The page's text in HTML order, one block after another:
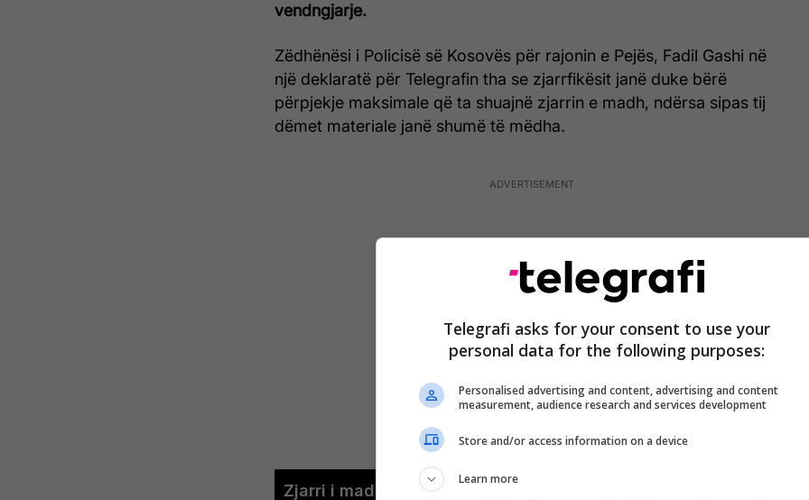
vendngjarje.
Zëdhënësi i Policisë së Kosovës për rajonin e Pejës, Fadil Gashi në
një deklaratë për Telegrafin tha se zjarrfikësit janë duke bërë
përpjekje maksimale që ta shuajnë zjarrin e madh, ndërsa sipas tij
dëmet materiale janë shumë të mëdha.
Telegrafi asks for your consent to use your
personal data for the following purposes:
Personalised advertising and content, advertising and content
measurement, audience research and services development
Store and/or access information on a device
Learn more